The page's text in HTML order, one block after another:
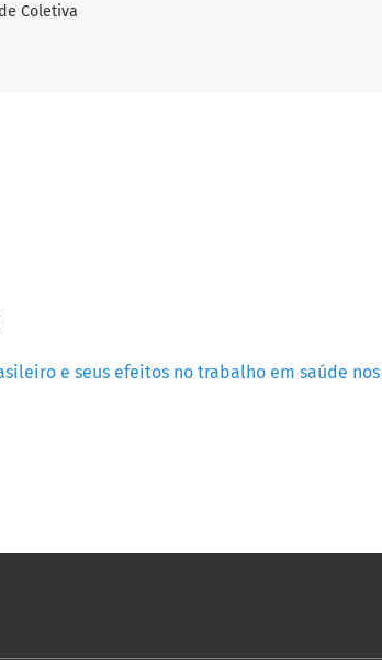
Coletiva
e seus efeitos no trabalho em saúde